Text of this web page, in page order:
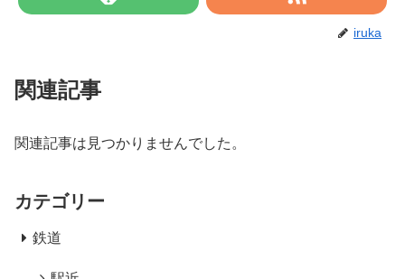
iruka
関連記事
関連記事は見つかりませんでした。
カテゴリー
鉄道